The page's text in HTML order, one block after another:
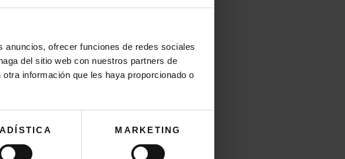
ofrecer funciones de redes sociales
del sitio web con nuestros partners de
información que les haya proporcionado o
MARKETING
172,00€